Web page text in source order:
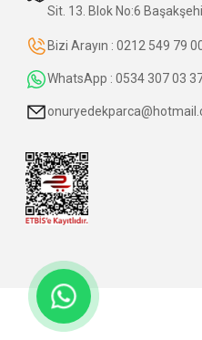
Sit. 13. Blok No:6
Bizi Arayın : 0212 549 79
WhatsApp : 0534 307 03